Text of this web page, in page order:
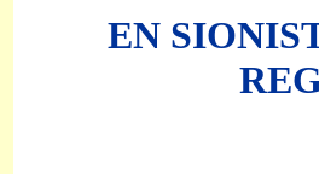
EN